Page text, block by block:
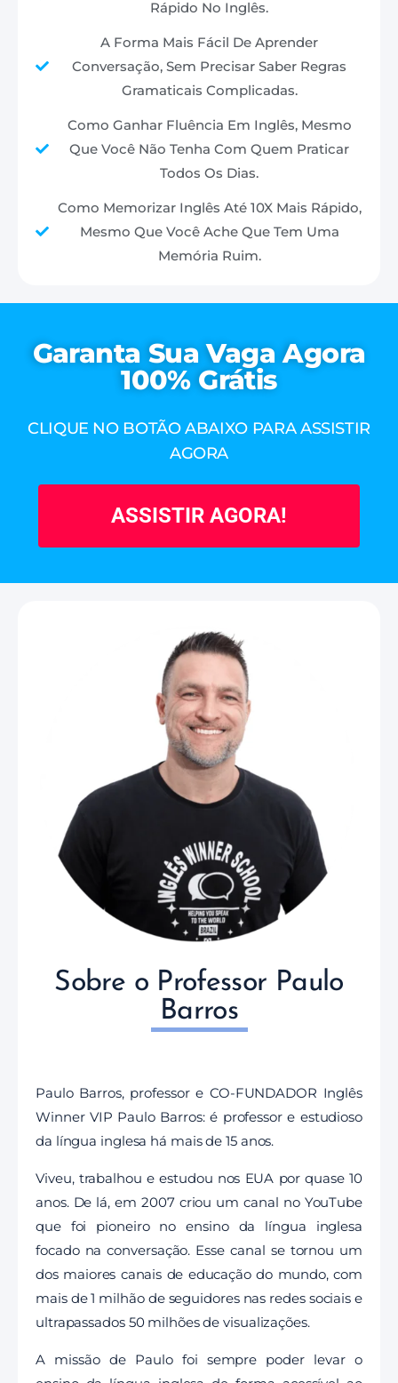
Rápido No Inglês.
A Forma Mais Fácil De Aprender
Conversação, Sem Precisar Saber Regras
Gramaticais Complicadas.
Como Ganhar Fluência Em Inglês, Mesmo
Que Você Não Tenha Com Quem Praticar
Todos Os Dias.
Como Memorizar Inglês Até 10X Mais Rápido,
Mesmo Que Você Ache Que Tem Uma
Memória Ruim.
Garanta Sua Vaga Agora
100% Grátis
CLIQUE NO BOTÃO ABAIXO PARA ASSISTIR
AGORA
ASSISTIR AGORA!
Sobre o Professor Paulo
Barros
Paulo Barros, professor e CO-FUNDADOR Inglês
Winner VIP Paulo Barros: é professor e estudioso
da língua inglesa há mais de 15 anos.
Viveu, trabalhou e estudou nos EUA por quase 10
anos. De lá, em 2007 criou um canal no YouTube
que foi pioneiro no ensino da língua inglesa
focado na conversação. Esse canal se tornou um
dos maiores canais de educação do mundo, com
mais de 1 milhão de seguidores nas redes sociais e
ultrapassados 50 milhões de visualizações.
A missão de Paulo foi sempre poder levar o